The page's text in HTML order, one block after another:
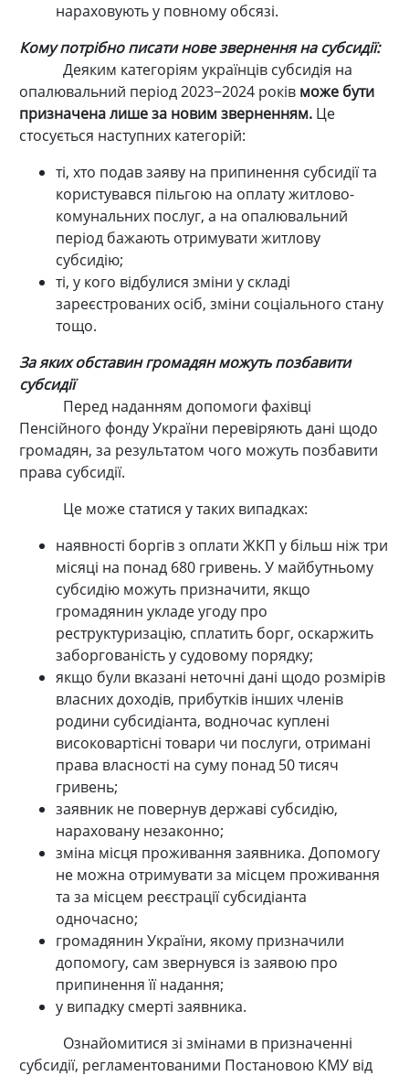
нараховують у повному обсязі.
Кому потрібно писати нове звернення на субсидії:
Деяким категоріям українців субсидія на
опалювальний період 2023−2024 років може бути
призначена лише за новим зверненням.Це
стосується наступних категорій:
ті, хто подав заяву на припинення субсидії та
користувався пільгою на оплату житлово-
комунальних послуг, а на опалювальний
період бажають отримувати житлову
субсидію;
ті, у кого відбулися зміни у складі
зареєстрованих осіб, зміни соціального стану
тощо.
За яких обставин громадян можуть позбавити
субсидії
Перед наданням допомоги фахівці
Пенсійного фонду України перевіряють дані щодо
громадян, за результатом чого можуть позбавити
права субсидії.
Це може статися у таких випадках:
наявності боргів з оплати ЖКП у більш ніж три
місяці на понад 680 гривень. У майбутньому
субсидію можуть призначити, якщо
громадянин укладе угоду про
реструктуризацію, сплатить борг, оскаржить
заборгованість у судовому порядку;
якщо були вказані неточні дані щодо розмірів
власних доходів, прибутків інших членів
родини субсидіанта, водночас куплені
високовартісні товари чи послуги, отримані
права власності на суму понад 50 тисяч
гривень;
заявник не повернув державі субсидію,
нараховану незаконно;
зміна місця проживання заявника. Допомогу
не можна отримувати за місцем проживання
та за місцем реєстрації субсидіанта
одночасно;
громадянин України, якому призначили
допомогу, сам звернувся із заявою про
припинення її надання;
у випадку смерті заявника.
Ознайомитися зі змінами в призначенні
субсидії, регламентованими Постановою КМУ від